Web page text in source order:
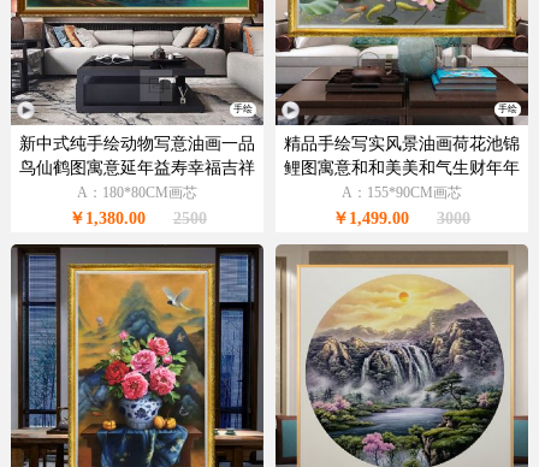
手绘
新中式纯手绘动物写意油画一品
鸟仙鹤图寓意延年益寿幸福吉祥
A：180*80CM画芯
￥1,380.00 2500
手绘
精品手绘写实风景油画荷花池锦
鲤图寓意和和美美和气生财年年
有余
A：155*90CM画芯
￥1,499.00 3000